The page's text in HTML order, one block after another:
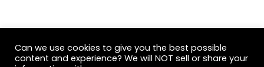
Can we use cookies to give you the best possible
content and experience? We will NOT sell or share your